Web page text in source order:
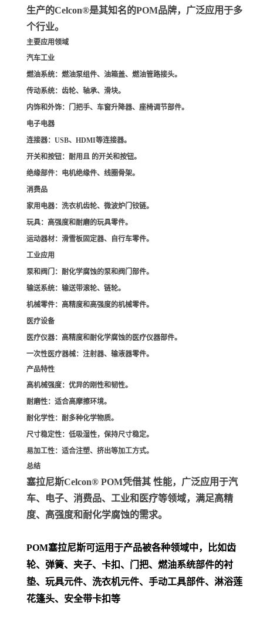
生产的Celcon®是其知名的POM品牌，广泛应用于多
个行业。
主要应用领域
汽车工业
燃油系统：燃油泵组件、油箱盖、燃油管路接头。
传动系统：齿轮、轴承、滑块。
内饰和外饰：门把手、车窗升降器、座椅调节部件。
电子电器
连接器：USB、HDMI等连接器。
开关和按钮：耐用且 的开关和按钮。
绝缘部件：电机绝缘件、线圈骨架。
消费品
家用电器：洗衣机齿轮、微波炉门铰链。
玩具：高强度和耐磨的玩具零件。
运动器材：滑雪板固定器、自行车零件。
工业应用
泵和阀门 ：耐化学腐蚀的泵和阀门部件。
输送系统：输送带滚轮、链轮。
机械零件：高精度和高强度的机械零件。
医疗设备
医疗仪器：高精度和耐化学腐蚀的医疗仪器部件。
一次性医疗器械：注射器、输液器零件。
产品特性
高机械强度：优异的刚性和韧性。
耐磨性：适合高摩擦环境。
耐化学性：耐多种化学物质。
尺寸稳定性：低吸湿性，保持尺寸稳定。
易加工性：适合注塑、挤出等加工方式。
总结
塞拉尼斯Celcon® POM凭借其 性能，广泛应用于汽
车、电子、消费品、工业和医疗等领域，满足高精
度、高强度和耐化学腐蚀的需求。
POM塞拉尼斯可运用于产品被各种领域中，比如齿
轮、弹簧、夹子、卡扣、门把、 燃油系统部件的衬
垫、玩具元件、洗衣机元件、手动工具部件、淋浴莲
花篷头、安全带卡扣等